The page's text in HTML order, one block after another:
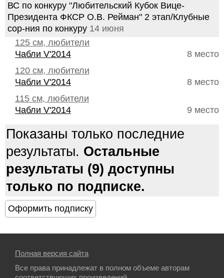
ВС по конкуру "Любительский Кубок Вице-
Президента ФКСР О.В. Рейман" 2 этап/Клубные
сор-ния по конкуру 14 июня
125 см, любители
8 место
Чабли V'2014
120 см, любители
8 место
Чабли V'2014
115 см, любители
9 место
Чабли V'2014
Показаны только последние
результаты. Остальные
результаты (9) доступны
только по подписке.
Полная версия сайта
Все права принадлежат в полном объеме авторам